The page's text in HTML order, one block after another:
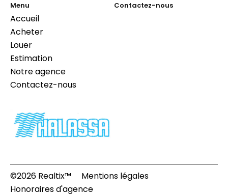
Menu
Accueil
Acheter
Louer
Estimation
Notre agence
Contactez-nous
Contactez-nous
©2026 Realtix™
Mentions légales
Honoraires d'agence